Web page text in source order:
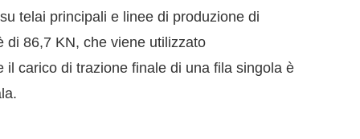
telai principali e linee di produzione di
86,7 KN, che viene utilizzato
carico di trazione finale di una fila singola è